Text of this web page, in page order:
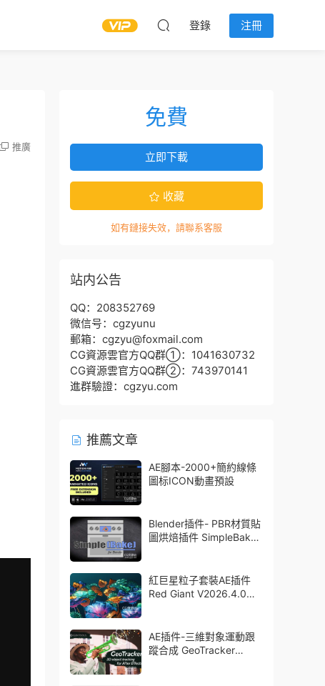
登錄 注冊
推廣
免費
立即下載
收藏
如有鏈接失效，請聯系客服
站内公告
QQ：208352769
微信号：cgzyunu
郵箱：cgzyu@foxmail.com
CG資源雲官方QQ群①：1041630732
CG資源雲官方QQ群②：743970141
進群驗證：cgzyu.com
推薦文章
AE腳本-2000+簡約線條
圖标ICON動畫預設
Blender插件- PBR材質貼
圖烘焙插件 SimpleBake
紅巨星粒子套裝AE插件
Red Giant V2026.4.0
Bullet + VFX Suit
AE插件-三維對象運動跟
蹤合成 GeoTracker